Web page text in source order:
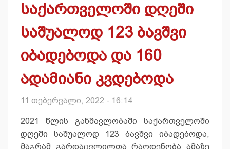
საქართველოში დღეში
საშუალოდ 123 ბავშვი
იბადებოდა და 160
ადამიანი კვდებოდა
11 თებერვალი, 2022 - 16:14
2021 წლის განმავლობაში საქართველოში
დღეში საშუალოდ 123 ბავშვი იბადებოდა,
მაგრამ გარდაცვლილთა რაოდენობა ამაზე